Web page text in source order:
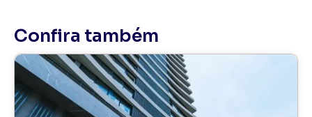
Confira também